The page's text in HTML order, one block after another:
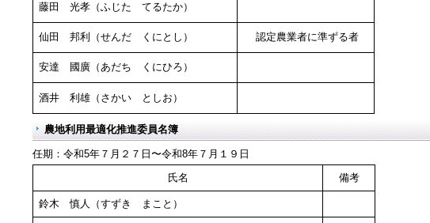
藤田 光孝（ふじた てるたか）
仙田 邦利（せんだ くにとし） 認定農業者に準ずる者
安達 國廣（あだち くにひろ）
酒井 利雄（さかい としお）
農地利用最適化推進委員名簿
任期：令和5年７月２７日〜令和8年７月１９日
氏名
備考
鈴木 慎人（すずき まこと）